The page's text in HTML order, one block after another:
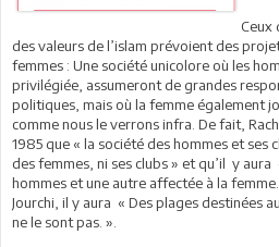
Ceux
des valeurs de l’islam prévoient des
femmes : Une société unicolore où les
privilégiée, assumeront de grandes
politiques, mais où la femme également
comme nous le verrons infra. De fait,
1985 que « la société des hommes et ses
des femmes, ni ses clubs » et qu’il y
hommes et une autre affectée à la
Jourchi, il y aura « Des plages destinées
ne le sont pas. ».